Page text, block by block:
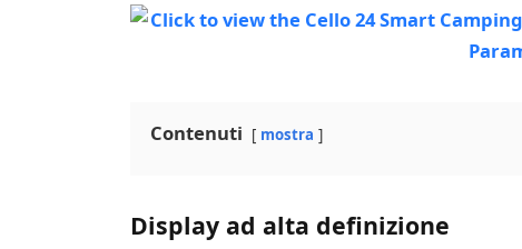
Contenuti mostra
Display ad alta definizione